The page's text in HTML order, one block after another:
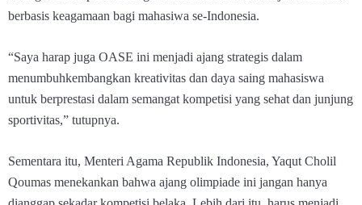
berbasis keagamaan bagi mahasiwa se-Indonesia.
“Saya harap juga OASE ini menjadi ajang strategis dalam
menumbuhkembangkan kreativitas dan daya saing mahasiswa
untuk berprestasi dalam semangat kompetisi yang sehat dan junjung
sportivitas,” tutupnya.
Sementara itu, Menteri Agama Republik Indonesia, Yaqut Cholil
Qoumas menekankan bahwa ajang olimpiade ini jangan hanya